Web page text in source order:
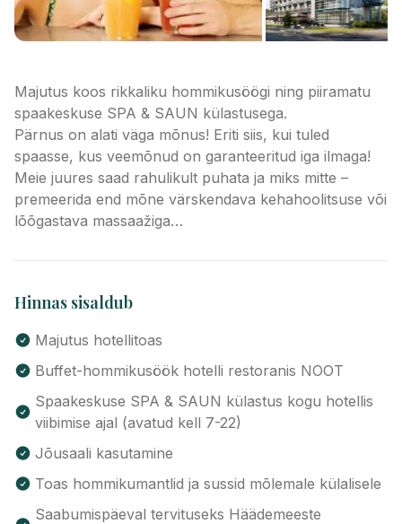
Majutus koos rikkaliku hommikusöögi ning piiramatu
spaakeskuse SPA & SAUN külastusega.
Pärnus on alati väga mõnus! Eriti siis, kui tuled
spaasse, kus veemõnud on garanteeritud iga ilmaga!
Meie juures saad rahulikult puhata ja miks mitte –
premeerida end mõne värskendava kehahoolitsuse või
lõõgastava massaažiga…
Hinnas sisaldub
Majutus hotellitoas
Buffet-hommikusöök hotelli restoranis NOOT
Spaakeskuse SPA & SAUN külastus kogu hotellis
viibimise ajal (avatud kell 7-22)
Jõusaali kasutamine
Toas hommikumantlid ja sussid mõlemale külalisele
Saabumispäeval tervituseks Häädemeeste